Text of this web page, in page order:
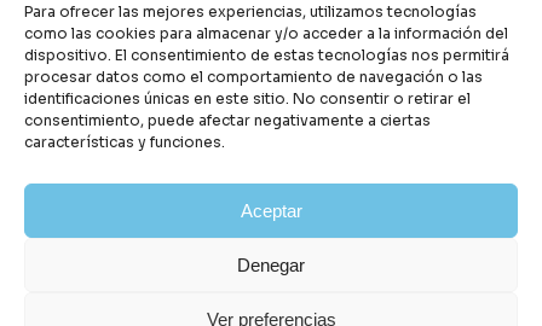
Para ofrecer las mejores experiencias, utilizamos tecnologías
como las cookies para almacenar y/o acceder a la información del
dispositivo. El consentimiento de estas tecnologías nos permitirá
procesar datos como el comportamiento de navegación o las
identificaciones únicas en este sitio. No consentir o retirar el
consentimiento, puede afectar negativamente a ciertas
características y funciones.
Aceptar
Denegar
Ver preferencias
Etiquetes: Fora de termini
Comparteix: